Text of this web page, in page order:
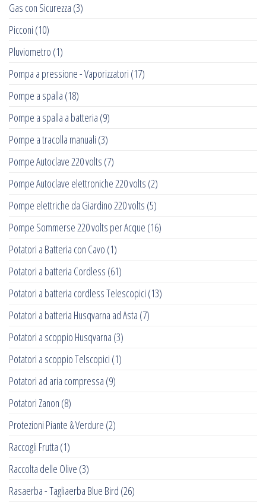
Gas con Sicurezza (3)
Picconi (10)
Pluviometro (1)
Pompa a pressione - Vaporizzatori (17)
Pompe a spalla (18)
Pompe a spalla a batteria (9)
Pompe a tracolla manuali (3)
Pompe Autoclave 220 volts (7)
Pompe Autoclave elettroniche 220 volts (2)
Pompe elettriche da Giardino 220 volts (5)
Pompe Sommerse 220 volts per Acque (16)
Potatori a Batteria con Cavo (1)
Potatori a batteria Cordless (61)
Potatori a batteria cordless Telescopici (13)
Potatori a batteria Husqvarna ad Asta (7)
Potatori a scoppio Husqvarna (3)
Potatori a scoppio Telscopici (1)
Potatori ad aria compressa (9)
Potatori Zanon (8)
Protezioni Piante & Verdure (2)
Raccogli Frutta (1)
Raccolta delle Olive (3)
Rasaerba - Tagliaerba Blue Bird (26)